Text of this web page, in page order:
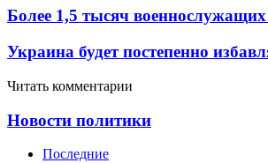
Более 1,5 тысяч
Украина будет постепенно
Читать комментарии
Новости политики
Последние